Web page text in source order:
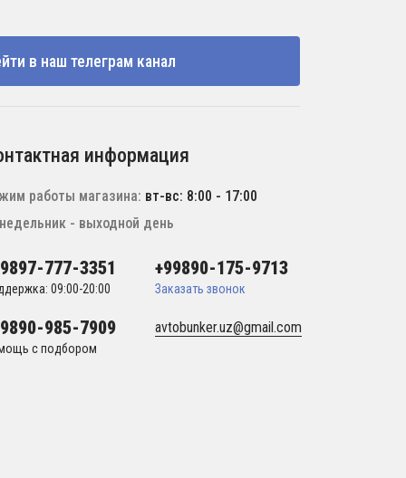
в наш телеграм канал
информация
работы магазина: вт-вс: 8:00 - 17:00
- выходной день
777-3351
09:00-20:00
+99890-175-9713
Заказать звонок
985-7909
с подбором
avtobunker.uz@gmail.com